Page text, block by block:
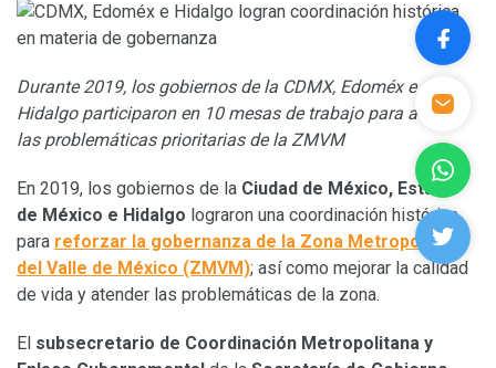
Durante 2019, los gobiernos de la CDMX, Edoméx e
Hidalgo participaron en 10 mesas de trabajo para atender
las problemáticas prioritarias de la ZMVM
En 2019, los gobiernos de la Ciudad de México, Estado
de México e Hidalgo lograron una coordinación histórica
para reforzar la gobernanza de la Zona Metropolitana
del Valle de México (ZMVM); así como mejorar la calidad
de vida y atender las problemáticas de la zona.
El subsecretario de Coordinación Metropolitana y